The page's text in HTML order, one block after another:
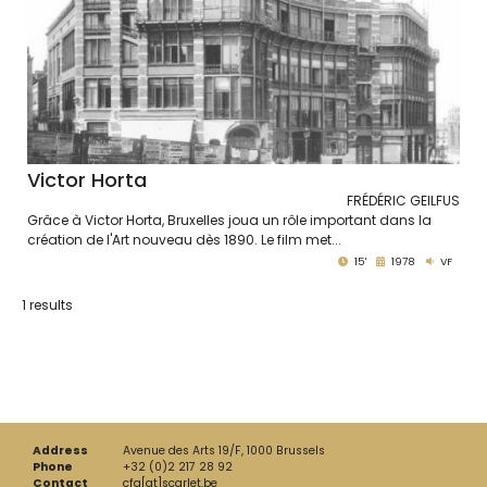
Victor Horta
FRÉDÉRIC GEILFUS
Grâce à Victor Horta, Bruxelles joua un rôle important dans la
création de l'Art nouveau dès 1890. Le film met...
15' 1978 VF
1 results
Address
Avenue des Arts 19/F, 1000 Brussels
Phone
+32 (0)2 217 28 92
Contact
cfa[at]scarlet.be